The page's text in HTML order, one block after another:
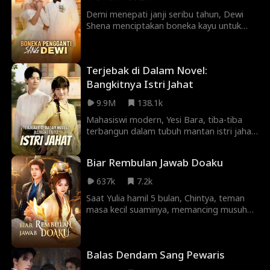
dengan cinta pertamanya setelah aku
meninggal karena keguguran...
Demi menepati janji seribu tahun, Dewi
Shena menciptakan boneka kayu untuk
Shena telah bertemu Davi dan
terperangkap dalam perasaan yang tak
terduga. Setelah melewati ujian hidup dan
mati, Shena memilih melepaskan masa lalu
dan menemukan rahasia cinta lintas
reinkarnasi pada diri Davi.
Terjebak di Dalam Novel:
Bangkitnya Istri Jahat
9.9M
138.1k
Mahasiswi modern, Yesi Bara, tiba-tiba
terbangun dalam tubuh mantan istri jahat
mengkhianati suami dan menggugurkan
kandungannya. Akhirnya, hidupnya
berakhir tragis bersama pria kasar.
Biar Rembulan Jawab Doaku
637k
7.2k
Saat Yulia hamil 5 bulan, Chintya, teman
masa kecil suaminya, memancing musuh
Balas Dendam Sang Pewaris